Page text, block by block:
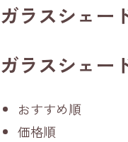
ガラスシェー
ガラスシェー
おすすめ順
価格順